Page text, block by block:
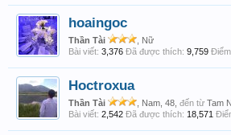
hoaingoc
Thần Tài
, Nữ
Bài viết: 3,376 Đã được thích: 9,759
Hoctroxua
Thần Tài , Nam, 48, đến từ Tam
Bài viết: 2,542 Đã được thích: 18,571